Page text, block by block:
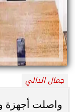
جمال الدالي
واصلت أجهزة